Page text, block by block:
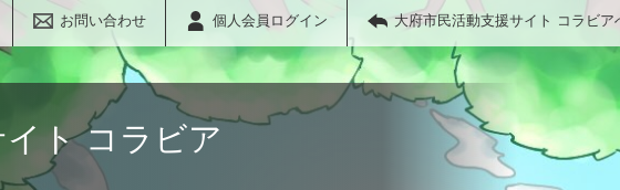
お問い合わせ 個人会員ログイン 大府市民活動支援サイト コラビア
ト コラビア